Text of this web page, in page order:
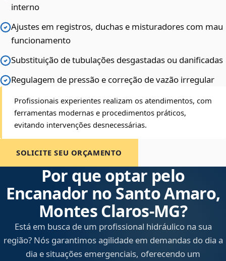
interno
Ajustes em registros, duchas e misturadores com mau
funcionamento
Substituição de tubulações desgastadas ou danificadas
Regulagem de pressão e correção de vazão irregular
Profissionais experientes realizam os atendimentos, com
ferramentas modernas e procedimentos práticos,
evitando intervenções desnecessárias.
SOLICITE SEU ORÇAMENTO
Por que optar pelo
Encanador no Santo Amaro,
Montes Claros‑MG?
Está em busca de um profissional hidráulico na sua
região? Nós garantimos agilidade em demandas do dia a
dia e situações emergenciais, oferecendo um